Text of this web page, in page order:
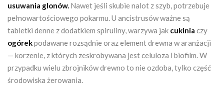
usuwania glonów. Nawet jeśli skubie nalot z szyb, potrzebuje
pełnowartościowego pokarmu. U ancistrusów ważne są
tabletki denne z dodatkiem spiruliny, warzywa jak cukinia czy
ogórekpodawane rozsądnie oraz element drewna w aranżacji
— korzenie, z których zeskrobywana jest celuloza i biofilm. W
przypadku wielu zbrojników drewno to nie ozdoba, tylko część
środowiska żerowania.